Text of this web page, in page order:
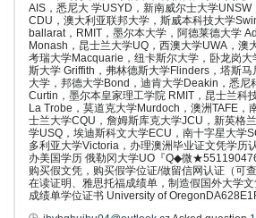
AIS，悉尼大 学USYD，新南威尔士大学UNSW
CDU，澳大利亚联邦大学，斯威本科技大学
ballarat，RMIT，墨尔本大学，阿德莱德大学
Monash，昆士兰大学UQ，西澳大学UWA，澳
考瑞大学Macquarie，纽卡斯尔大学，卧龙岗
斯大学 Griffith，弗林德斯大学Flinders，塔斯
大学，邦德大学Bond，迪肯大学Deakin，悉尼
Curtin，墨尔本皇家理工学院 RMIT，昆士兰科
La Trobe，莫道克大学Murdoch，澳洲TAFE，
士兰大学CQU，詹姆斯库克大学JCU，新英格
学USQ，埃迪斯科文大学ECU，南十字星大学
多利亚大学Victoria，办理澳洲毕业证文凭学历
办美国学历 俄勒冈大学UO『Q◆微
购买假文凭，购买假学位证/做留信网认证（可
在读证明、雅思托福成绩单，制造假国外大学
成绩单学位证书 University of